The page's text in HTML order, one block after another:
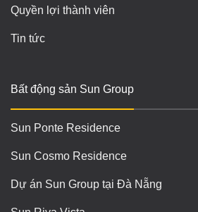
Quyền lợi thành viên
Tin tức
Bất động sản Sun Group
Sun Ponte Residence
Sun Cosmo Residence
Dự án Sun Group tại Đà Nẵng